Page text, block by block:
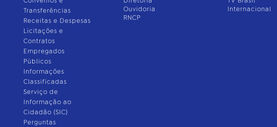
Transferências
Receitas e Despesas
Licitações e
Contratos
Empregados
Públicos
Informações
Classificadas
Serviço de
Informação ao
Cidadão (SIC)
Perguntas
Ouvidoria
RNCP
Internacional